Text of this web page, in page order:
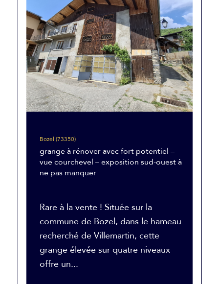
Bozel (73350)
grange à rénover avec fort potentiel –
vue courchevel – exposition sud-ouest à
ne pas manquer
Rare à la vente ! Située sur la
commune de Bozel, dans le hameau
recherché de Villemartin, cette
grange élevée sur quatre niveaux
offre un...